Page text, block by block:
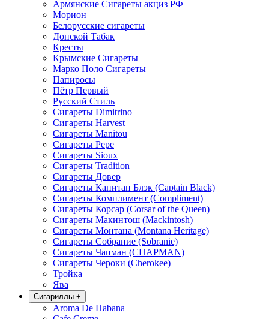
Армянские Сигареты акциз РФ
Морион
Белорусские сигареты
Донской Табак
Кресты
Крымские Сигареты
Марко Поло Сигареты
Папиросы
Пётр Первый
Русский Стиль
Сигареты Dimitrino
Сигареты Harvest
Сигареты Manitou
Сигареты Pepe
Сигареты Sioux
Сигареты Tradition
Сигареты Довер
Сигареты Капитан Блэк (Captain Black)
Сигареты Комплимент (Compliment)
Сигареты Корсар (Corsar of the Queen)
Сигареты Макинтош (Mackintosh)
Сигареты Монтана (Montana Heritage)
Сигареты Собрание (Sobranie)
Сигареты Чапман (CHAPMAN)
Сигареты Чероки (Cherokee)
Тройка
Ява
Сигариллы +
Aroma De Habana